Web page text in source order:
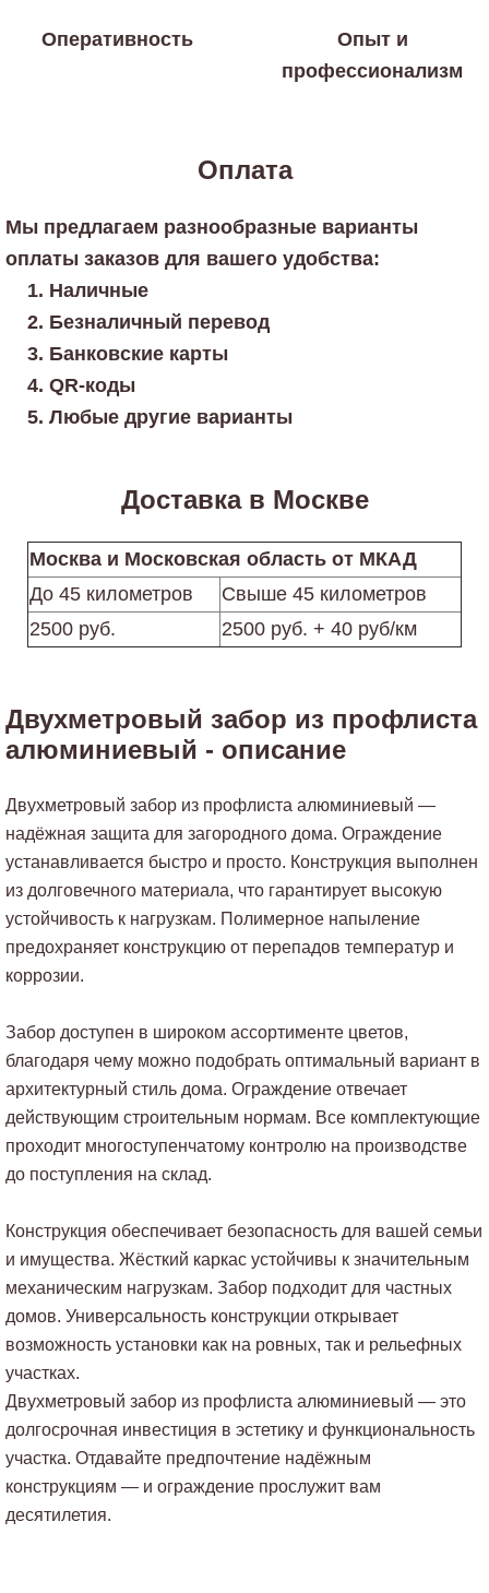
Оперативность
Опыт и
профессионализм
Оплата
Мы предлагаем разнообразные варианты
оплаты заказов для вашего удобства:
Наличные
Безналичный перевод
Банковские карты
QR-коды
Любые другие варианты
Доставка в Москве
Москва и Московская область от МКАД
До 45 километров
Свыше 45 километров
2500 руб.
2500 руб. + 40 руб/км
Двухметровый забор из профлиста
алюминиевый - описание
Двухметровый забор из профлиста алюминиевый —
надёжная защита для загородного дома. Ограждение
устанавливается быстро и просто. Конструкция выполнен
из долговечного материала, что гарантирует высокую
устойчивость к нагрузкам. Полимерное напыление
предохраняет конструкцию от перепадов температур и
коррозии.
Забор доступен в широком ассортименте цветов,
благодаря чему можно подобрать оптимальный вариант в
архитектурный стиль дома. Ограждение отвечает
действующим строительным нормам. Все комплектующие
проходит многоступенчатому контролю на производстве
до поступления на склад.
Конструкция обеспечивает безопасность для вашей семьи
и имущества. Жёсткий каркас устойчивы к значительным
механическим нагрузкам. Забор подходит для частных
домов. Универсальность конструкции открывает
возможность установки как на ровных, так и рельефных
участках.
Двухметровый забор из профлиста алюминиевый — это
долгосрочная инвестиция в эстетику и функциональность
участка. Отдавайте предпочтение надёжным
конструкциям — и ограждение прослужит вам
десятилетия.